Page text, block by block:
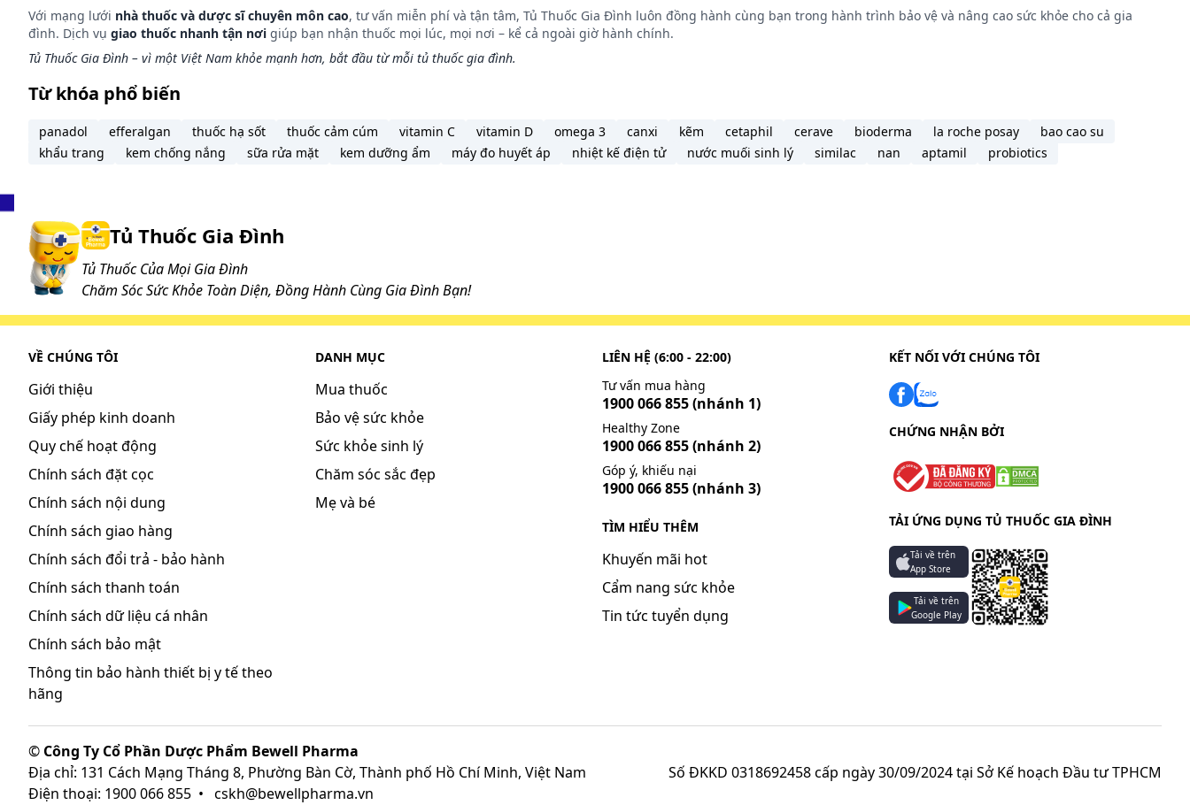
Với mạng lưới nhà thuốc và dược sĩ chuyên môn cao, tư vấn miễn phí và tận tâm, Tủ Thuốc Gia Đình luôn đồng hành cùng bạn trong hành trình bảo vệ và nâng cao sức khỏe cho cả gia
đình. Dịch vụ giao thuốc nhanh tận nơi giúp bạn nhận thuốc mọi lúc, mọi nơi – kể cả ngoài giờ hành chính.
Tủ Thuốc Gia Đình – vì một Việt Nam khỏe mạnh hơn, bắt đầu từ mỗi tủ thuốc gia đình.
Từ khóa phổ biến
panadol efferalgan thuốc hạ sốt thuốc cảm cúm vitamin C vitamin D omega 3 canxi kẽm cetaphil cerave bioderma la roche posay
bao cao su
khẩu trang
kem chống nắng sữa rửa mặt kem dưỡng ẩm máy đo huyết áp nhiệt kế điện tử nước muối sinh lý similac nan aptamil probiotics
Tủ Thuốc Gia Đình
Tủ Thuốc Của Mọi Gia Đình
Chăm Sóc Sức Khỏe Toàn Diện, Đồng Hành Cùng Gia Đình Bạn!
VỀ CHÚNG TÔI
Giới thiệu
Giấy phép kinh doanh
Quy chế hoạt động
Chính sách đặt cọc
Chính sách nội dung
Chính sách giao hàng
Chính sách đổi trả - bảo hành
Chính sách thanh toán
Chính sách dữ liệu cá nhân
Chính sách bảo mật
Thông tin bảo hành thiết bị y tế theo
hãng
DANH MỤC
Mua thuốc
Bảo vệ sức khỏe
Sức khỏe sinh lý
Chăm sóc sắc đẹp
Mẹ và bé
LIÊN HỆ (6:00 - 22:00)
Tư vấn mua hàng
1900 066 855(nhánh 1)
Healthy Zone
1900 066 855(nhánh 2)
Góp ý, khiếu nại
1900 066 855(nhánh 3)
TÌM HIỂU THÊM
Khuyến mãi hot
Cẩm nang sức khỏe
Tin tức tuyển dụng
KẾT NỐI VỚI CHÚNG TÔI
CHỨNG NHẬN BỞI
TẢI ỨNG DỤNG TỦ THUỐC GIA ĐÌNH
Tải về trên
App Store
Tải về trên
Google Play
© Công Ty Cổ Phần Dược Phẩm Bewell Pharma
Địa chỉ: 131 Cách Mạng Tháng 8, Phường Bàn Cờ, Thành phố Hồ Chí Minh, Việt Nam
Điện thoại: 1900 066 855 • cskh@bewellpharma.vn
Số ĐKKD 0318692458 cấp ngày 30/09/2024 tại Sở Kế hoạch Đầu tư TPHCM